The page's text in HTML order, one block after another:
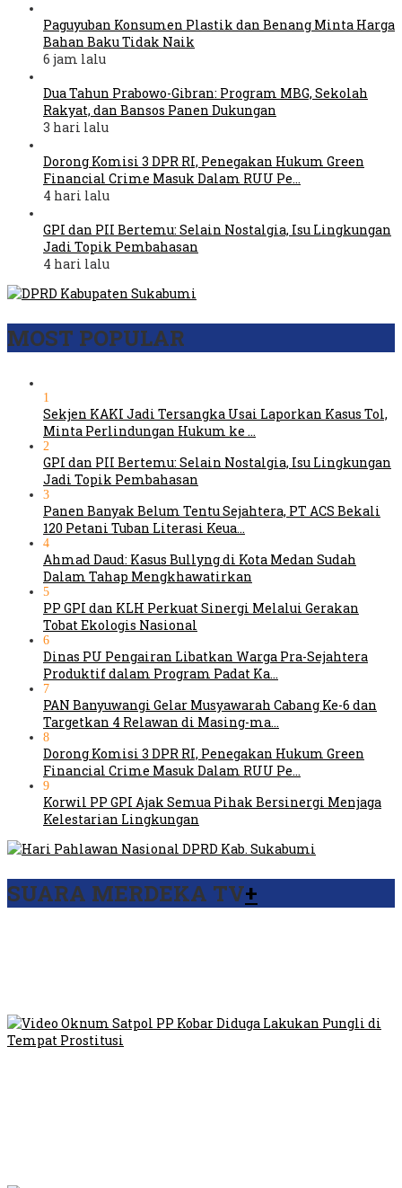
Paguyuban Konsumen Plastik dan Benang Minta Harga
Bahan Baku Tidak Naik
6 jam lalu
Dua Tahun Prabowo-Gibran: Program MBG, Sekolah
Rakyat, dan Bansos Panen Dukungan
3 hari lalu
Dorong Komisi 3 DPR RI, Penegakan Hukum Green
Financial Crime Masuk Dalam RUU Pe…
4 hari lalu
GPI dan PII Bertemu: Selain Nostalgia, Isu Lingkungan
Jadi Topik Pembahasan
4 hari lalu
MOST POPULAR
1
Sekjen KAKI Jadi Tersangka Usai Laporkan Kasus Tol,
Minta Perlindungan Hukum ke …
2
GPI dan PII Bertemu: Selain Nostalgia, Isu Lingkungan
Jadi Topik Pembahasan
3
Panen Banyak Belum Tentu Sejahtera, PT ACS Bekali
120 Petani Tuban Literasi Keua…
4
Ahmad Daud: Kasus Bullyng di Kota Medan Sudah
Dalam Tahap Mengkhawatirkan
5
PP GPI dan KLH Perkuat Sinergi Melalui Gerakan
Tobat Ekologis Nasional
6
Dinas PU Pengairan Libatkan Warga Pra-Sejahtera
Produktif dalam Program Padat Ka…
7
PAN Banyuwangi Gelar Musyawarah Cabang Ke-6 dan
Targetkan 4 Relawan di Masing-ma…
8
Dorong Komisi 3 DPR RI, Penegakan Hukum Green
Financial Crime Masuk Dalam RUU Pe…
9
Korwil PP GPI Ajak Semua Pihak Bersinergi Menjaga
Kelestarian Lingkungan
SUARA MERDEKA TV+